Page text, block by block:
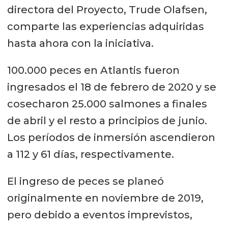
directora del Proyecto, Trude Olafsen,
comparte las experiencias adquiridas
hasta ahora con la iniciativa.
100.000 peces en Atlantis fueron
ingresados el 18 de febrero de 2020 y se
cosecharon 25.000 salmones a finales
de abril y el resto a principios de junio.
Los períodos de inmersión ascendieron
a 112 y 61 días, respectivamente.
El ingreso de peces se planeó
originalmente en noviembre de 2019,
pero debido a eventos imprevistos,